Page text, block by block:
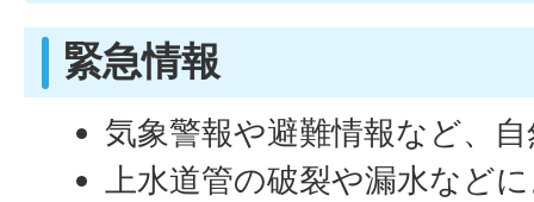
緊急情報
気象警報や避難情報など、
上水道管の破裂や漏水など